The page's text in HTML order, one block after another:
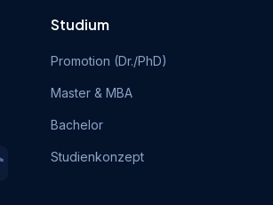
Studium
Promotion (Dr./PhD)
Master & MBA
Bachelor
Studienkonzept